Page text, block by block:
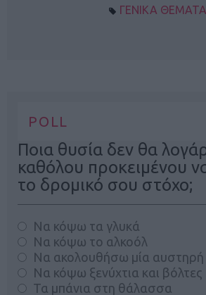
ΓΕΝΙΚΑ ΘΕΜΑΤΑ
POLL
Ποια θυσία δεν θα
καθόλου προκειμένου
το δρομικό σου στόχο;
Να κόψω τα γλυκά
Να κόψω το αλκοόλ
Να ακολουθήσω μία
Να κόψω ξενύχτια και βόλτες
Τα μπάνια στη θάλασσα